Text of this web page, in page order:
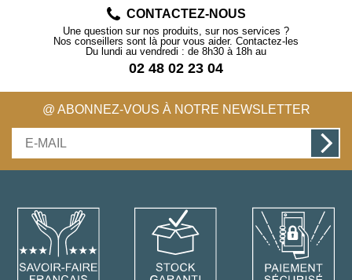
CONTACTEZ-NOUS
Une question sur nos produits, sur nos services ?
Nos conseillers sont là pour vous aider. Contactez-les
Du lundi au vendredi : de 8h30 à 18h au
02 48 02 23 04
@ ABONNEZ-VOUS À NOTRE NEWSLETTER